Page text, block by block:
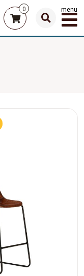
0 menu